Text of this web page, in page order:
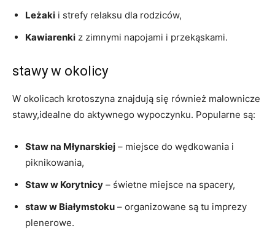
Leżaki i strefy relaksu dla rodziców,
Kawiarenki z zimnymi napojami i przekąskami.
stawy w okolicy
W okolicach krotoszyna znajdują się również malownicze
stawy,idealne do aktywnego wypoczynku. Popularne są:
Staw na Młynarskiej – miejsce do wędkowania i
piknikowania,
Staw w Korytnicy – świetne miejsce na spacery,
staw w Białymstoku – organizowane są tu imprezy
plenerowe.